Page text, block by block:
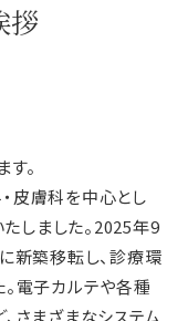
拶
。
皮膚科を中心とし
しました。2025年9
新築移転し、診療環
電子カルテや各種
さまざまなシステム